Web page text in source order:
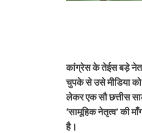
कांग्रेस के तेईस बड़े
चुपके से उसे मीडिया को
लेकर एक सौ छत्तीस
‘सामूहिक नेतृत्व’ की
है।